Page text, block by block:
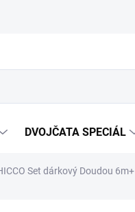
DVOJČATA SPECIÁL
Set dárkový Doudou 6m+